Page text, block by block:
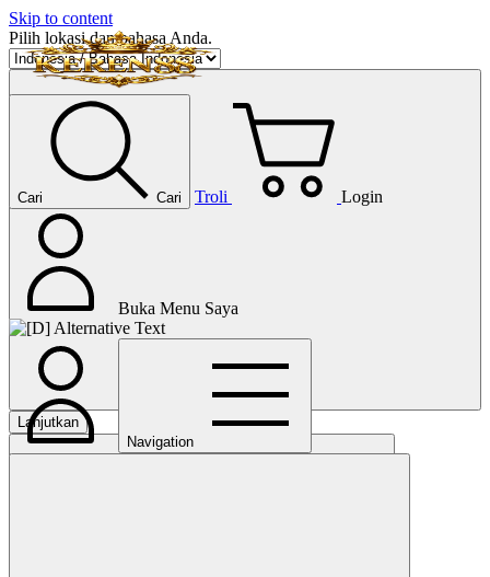
Skip to content
Pilih lokasi dan bahasa Anda.
Lanjutkan
Cari Cari Troli Login
Buka Menu Saya
Navigation